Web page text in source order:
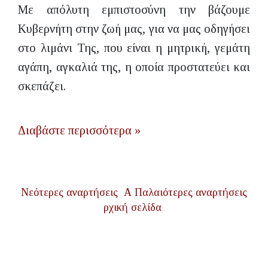
Με απόλυτη εμπιστοσύνη την βάζουμε
Κυβερνήτη στην ζωή μας, για να μας οδηγήσει
στο λιμάνι Της, που είναι η μητρική, γεμάτη
αγάπη, αγκαλιά της, η οποία προστατεύει και
σκεπάζει.
Διαβάστε περισσότερα »
Νεότερες αναρτήσεις Παλαιότερες αναρτήσεις
Α
ρχική σελίδα